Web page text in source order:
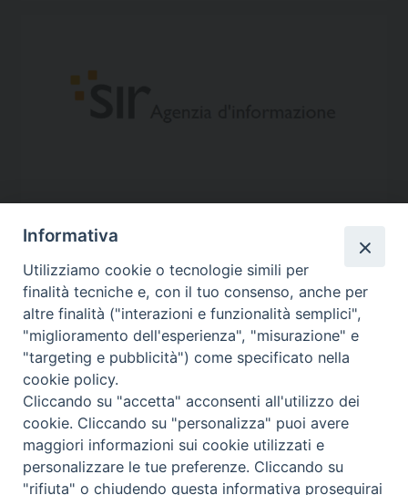
Contatti
Via Aurelia 796
00165 – Roma
tel: +39 06 661 771
Informativa
Utilizziamo cookie o tecnologie simili per
finalità tecniche e, con il tuo consenso, anche per
altre finalità ("interazioni e funzionalità semplici",
"miglioramento dell'esperienza", "misurazione" e
"targeting e pubblicità") come specificato nella
cookie policy.
Cliccando su "accetta" acconsenti all'utilizzo dei
cookie. Cliccando su "personalizza" puoi avere
maggiori informazioni sui cookie utilizzati e
personalizzare le tue preferenze. Cliccando su
"rifiuta" o chiudendo questa informativa proseguirai